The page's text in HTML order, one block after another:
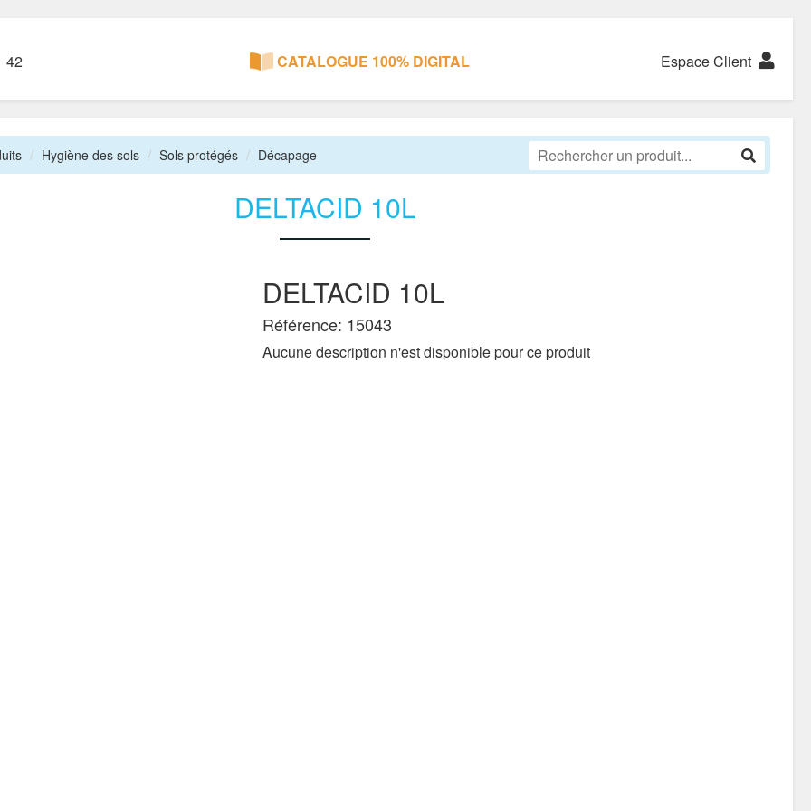
42 CATALOGUE 100% DIGITAL Espace Client
Hygiène des sols Sols protégés Décapage
DELTACID 10L
DELTACID 10L
Référence: 15043
Aucune description n'est disponible pour ce produit